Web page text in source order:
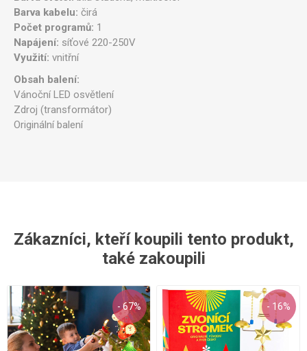
Barva kabelu: čirá
Počet programů: 1
Napájení: síťové 220-250V
Využití: vnitřní
Obsah balení:
Vánoční LED osvětlení
Zdroj (transformátor)
Originální balení
Zákazníci, kteří koupili tento produkt,
také zakoupili
- 67% - 16%